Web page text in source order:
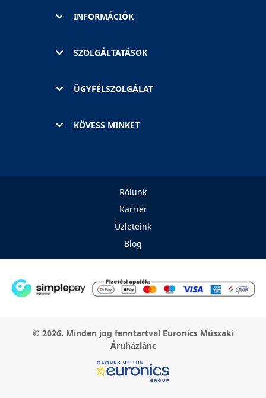
INFORMÁCIÓK
SZOLGÁLTATÁSOK
ÜGYFÉLSZOLGÁLAT
KÖVESS MINKET
Rólunk
Karrier
Üzleteink
Blog
© 2026. Minden jog fenntartva! Euronics Műszaki
Áruházlánc